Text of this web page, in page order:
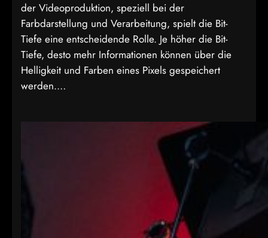
der Videoproduktion, speziell bei der
Farbdarstellung und Verarbeitung, spielt die Bit-
Tiefe eine entscheidende Rolle. Je höher die Bit-
Tiefe, desto mehr Informationen können über die
Helligkeit und Farben eines Pixels gespeichert
werden.…